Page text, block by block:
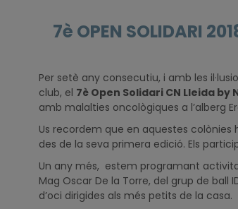
7è OPEN SOLIDARI
Per setè any consecutiu, i amb les
club, el 7è Open Solidari CN Lleida
amb malalties oncològiques a l’alberg
Us recordem que en aquestes colònies
des de la seva primera edició. Els
Un any més, estem programant
Mag Oscar De la Torre, del grup de ball
d’oci dirigides als més petits de la casa.